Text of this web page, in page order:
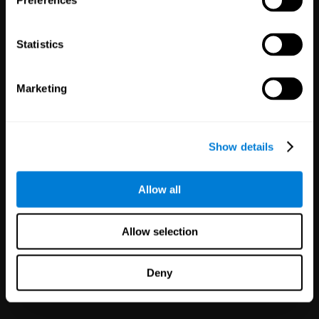
Statistics
Marketing
Show details
Allow all
Allow selection
Deny
المستخدمون
5المدربين